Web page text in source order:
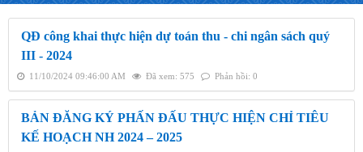
QĐ công khai thực hiện dự toán thu - chi ngân sách quý
III - 2024
11/10/2024 09:46:00 AM Đã xem: 575 Phản hồi: 0
BẢN ĐĂNG KÝ PHẤN ĐẤU THỰC HIỆN CHỈ TIÊU
KẾ HOẠCH NH 2024 – 2025